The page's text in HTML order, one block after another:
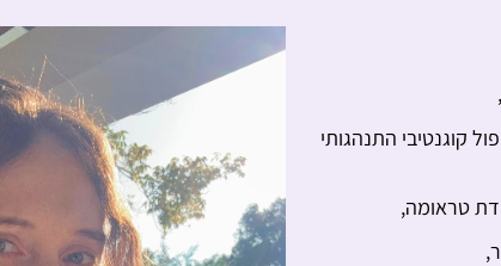
קוגנטיבי התנהגותי
טראומה,